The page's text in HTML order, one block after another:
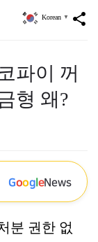
share
Korean ▼
파이 꺼
형 왜?
GoogleNews
분 권한 없